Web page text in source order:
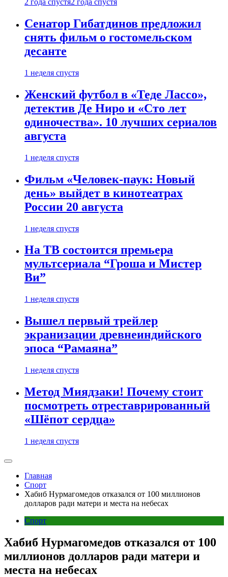
2 года спустя2 года спустя
Сенатор Гибатдинов предложил
снять фильм о гостомельском
десанте
1 неделя спустя
Женский футбол в «Теде Лассо»,
детектив Де Ниро и «Сто лет
одиночества». 10 лучших сериалов
августа
1 неделя спустя
Фильм «Человек-паук: Новый
день» выйдет в кинотеатрах
России 20 августа
1 неделя спустя
На ТВ состоится премьера
мультсериала “Гроша и Мистер
Ви”
1 неделя спустя
Вышел первый трейлер
экранизации древнеиндийского
эпоса “Рамаяна”
1 неделя спустя
Метод Миядзаки! Почему стоит
посмотреть отреставрированный
«Шёпот сердца»
1 неделя спустя
Главная
Спорт
Хабиб Нурмагомедов отказался от 100 миллионов
долларов ради матери и места на небесах
Спорт
Хабиб Нурмагомедов отказался от 100
миллионов долларов ради матери и
места на небесах